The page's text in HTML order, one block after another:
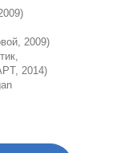
курса
над чем
с
2009)
2014)